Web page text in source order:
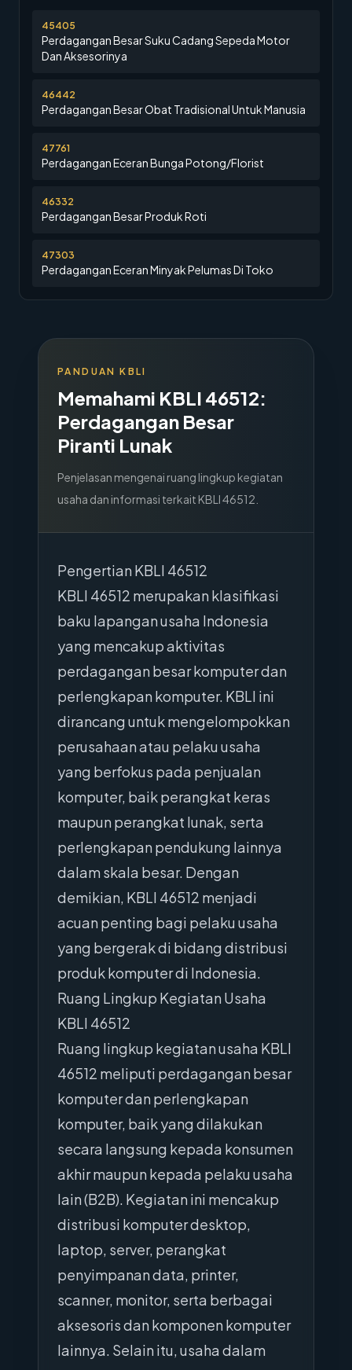
45405
Perdagangan Besar Suku Cadang Sepeda Motor
Dan Aksesorinya
46442
Perdagangan Besar Obat Tradisional Untuk Manusia
47761
Perdagangan Eceran Bunga Potong/Florist
46332
Perdagangan Besar Produk Roti
47303
Perdagangan Eceran Minyak Pelumas Di Toko
PANDUAN KBLI
Memahami KBLI 46512:
Perdagangan Besar
Piranti Lunak
Penjelasan mengenai ruang lingkup kegiatan
usaha dan informasi terkait KBLI46512
Pengertian KBLI 46512
KBLI 46512 merupakan klasifikasi
baku lapangan usaha Indonesia
yang mencakup aktivitas
perdagangan besar komputer dan
perlengkapan komputer. KBLI ini
dirancang untuk mengelompokkan
perusahaan atau pelaku usaha
yang berfokus pada penjualan
komputer, baik perangkat keras
maupun perangkat lunak, serta
perlengkapan pendukung lainnya
dalam skala besar. Dengan
demikian, KBLI 46512 menjadi
acuan penting bagi pelaku usaha
yang bergerak di bidang distribusi
produk komputer di Indonesia.
Ruang Lingkup Kegiatan Usaha
KBLI 46512
Ruang lingkup kegiatan usaha KBLI
46512 meliputi perdagangan besar
komputer dan perlengkapan
komputer, baik yang dilakukan
secara langsung kepada konsumen
akhir maupun kepada pelaku usaha
lain (B2B). Kegiatan ini mencakup
distribusi komputer desktop,
laptop, server, perangkat
penyimpanan data, printer,
scanner, monitor, serta berbagai
aksesoris dan komponen komputer
lainnya. Selain itu, usaha dalam